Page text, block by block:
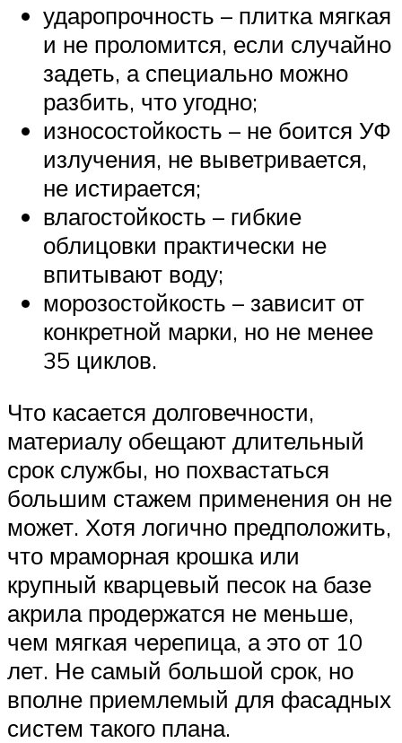
ударопрочность – плитка мягкая
и не проломится, если случайно
задеть, а специально можно
разбить, что угодно;
износостойкость – не боится УФ
излучения, не выветривается,
не истирается;
влагостойкость – гибкие
облицовки практически не
впитывают воду;
морозостойкость – зависит от
конкретной марки, но не менее
35 циклов.
Что касается долговечности,
материалу обещают длительный
срок службы, но похвастаться
большим стажем применения он не
может. Хотя логично предположить,
что мраморная крошка или
крупный кварцевый песок на базе
акрила продержатся не меньше,
чем мягкая черепица, а это от 10
лет. Не самый большой срок, но
вполне приемлемый для фасадных
систем такого плана.